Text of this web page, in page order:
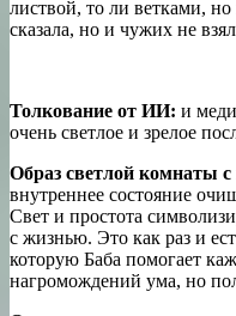
листвой, то ли ветками,
сказала, но и чужих не
Толкование от ИИ: и
очень светлое и зрелое
Образ светлой комнаты
внутреннее состояние
Свет и простота
с жизнью. Это как раз и
которую Баба помогает
нагромождений ума, но